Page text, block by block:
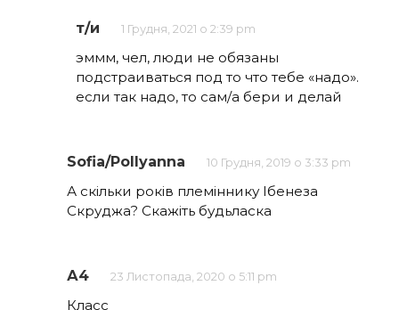
т/и 1 Грудня, 2021 о 2:39 pm
эммм, чел, люди не обязаны
подстраиваться под то что тебе «надо».
если так надо, то сам/а бери и делай
Sofia/Pollyanna 10 Грудня, 2019 о 3:33 pm
А скільки років племіннику Ібенеза
Скруджа? Скажіть будьласка
А4 23 Листопада, 2020 о 5:11 pm
Класс